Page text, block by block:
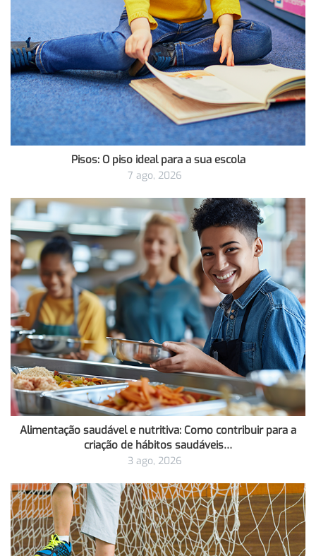
Pisos: O piso ideal para a sua escola
7 ago, 2026
Alimentação saudável e nutritiva: Como contribuir para a
criação de hábitos saudáveis…
3 ago, 2026